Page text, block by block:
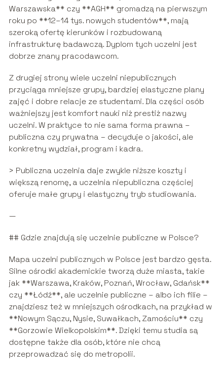
Warszawska** czy **AGH** gromadzą na pierwszym
roku po **12–14 tys. nowych studentów**, mają
szeroką ofertę kierunków i rozbudowaną
infrastrukturę badawczą. Dyplom tych uczelni jest
dobrze znany pracodawcom.
Z drugiej strony wiele uczelni niepublicznych
przyciąga mniejsze grupy, bardziej elastyczne plany
zajęć i dobre relacje ze studentami. Dla części osób
ważniejszy jest komfort nauki niż prestiż nazwy
uczelni. W praktyce to nie sama forma prawna –
publiczna czy prywatna – decyduje o jakości, ale
konkretny wydział, program i kadra.
> Publiczna uczelnia daje zwykle niższe koszty i
większą renomę, a uczelnia niepubliczna częściej
oferuje małe grupy i elastyczny tryb studiowania.
—
## Gdzie znajdują się uczelnie publiczne w Polsce?
Mapa uczelni publicznych w Polsce jest bardzo gęsta.
Silne ośrodki akademickie tworzą duże miasta, takie
jak **Warszawa, Kraków, Poznań, Wrocław, Gdańsk**
czy **Łódź**, ale uczelnie publiczne – albo ich filie –
znajdziesz też w mniejszych ośrodkach, na przykład w
**Nowym Sączu, Nysie, Suwałkach, Zamościu** czy
**Gorzowie Wielkopolskim**. Dzięki temu studia są
dostępne także dla osób, które nie chcą
przeprowadzać się do metropolii.